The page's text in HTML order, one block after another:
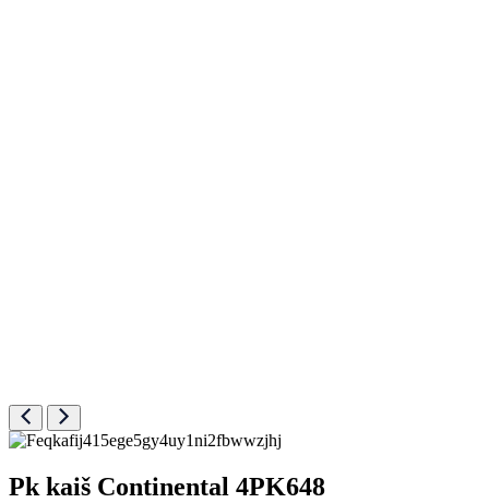
Pk kaiš Continental 4PK648